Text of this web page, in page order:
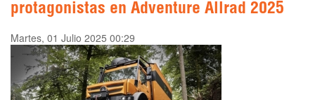
protagonistas en Adventure Allrad 2025
Martes, 01 Julio 2025 00:29